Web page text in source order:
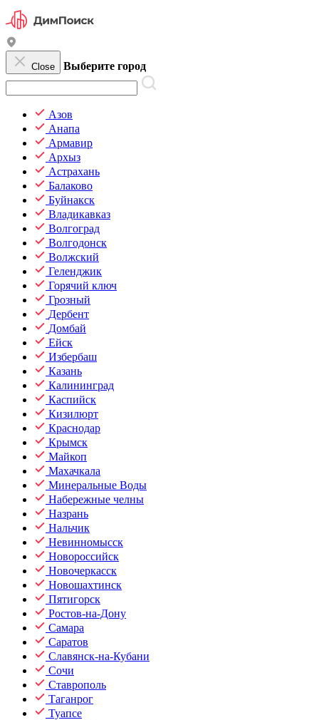
Close Выберите город
Азов
Анапа
Армавир
Архыз
Астрахань
Балаково
Буйнакск
Владикавказ
Волгоград
Волгодонск
Волжский
Геленджик
Горячий ключ
Грозный
Дербент
Домбай
Ейск
Избербаш
Казань
Калининград
Каспийск
Кизилюрт
Краснодар
Крымск
Майкоп
Махачкала
Минеральные Воды
Набережные челны
Назрань
Нальчик
Невинномысск
Новороссийск
Новочеркасск
Новошахтинск
Пятигорск
Ростов-на-Дону
Самара
Саратов
Славянск-на-Кубани
Сочи
Ставрополь
Таганрог
Туапсе